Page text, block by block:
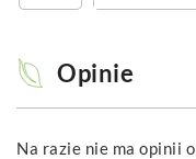
Opinie
Na razie nie ma opinii